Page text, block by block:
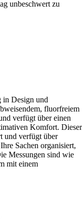
unbeschwert zu
Design und
fluorfreiem
verfügt über einen
Komfort. Dieser
und verfügt über
Sachen organisiert,
Messungen sind wie
mit einem